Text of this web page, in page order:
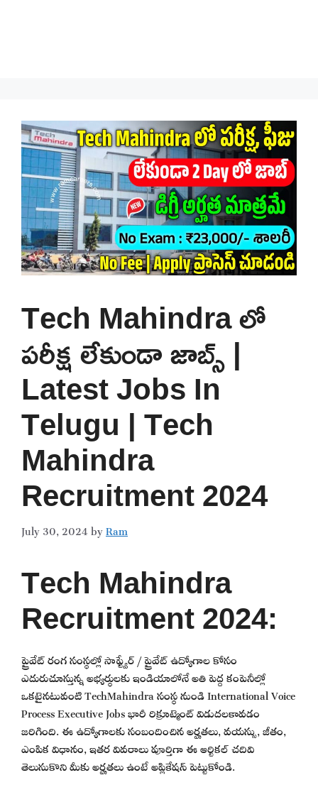
Tech Mahindra లో
పరీక్ష లేకుండా జాబ్స్ |
Latest Jobs In
Telugu | Tech
Mahindra
Recruitment 2024
July 30, 2024byRam
Tech Mahindra
Recruitment 2024:
ప్రైవేట్ రంగ సంస్థల్లో సాఫ్ట్వేర్ / ప్రైవేట్ ఉద్యోగాల కోసం
ఎదురుచూస్తున్న అభ్యర్థులకు ఇండియాలోనే అతి పెద్ద కంపెనీల్లో
ఒకటైనటువంటి TechMahindra సంస్థ నుండి International Voice
Process Executive Jobs భారీ రిక్రూట్మెంట్ విడుదలకావడం
జరిగింది. ఈ ఉద్యోగాలకు సంబందించిన అర్హతలు, వయస్సు, జీతం,
ఎంపిక విధానం, ఇతర వివరాలు పూర్తిగా ఈ ఆర్టికల్ చదివి
తెలుసుకొని మీకు అర్హతలు ఉంటే అప్లికేషన్ పెట్టుకోండి.